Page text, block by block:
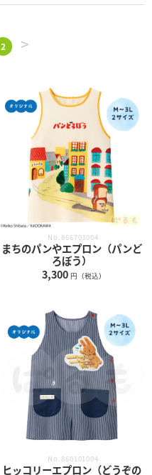
2 >
No.866703004
まちのパンやエプロン（パンど
ろぼう）
3,300 円（税込）
No.860101004
ヒッコリーエプロン（どうぞの